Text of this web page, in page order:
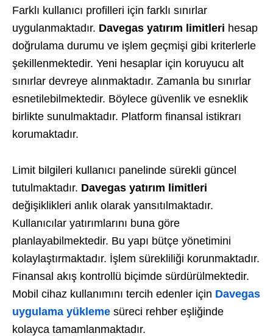
Farklı kullanıcı profilleri için farklı sınırlar
uygulanmaktadır. Davegas yatırım limitleri hesap
doğrulama durumu ve işlem geçmişi gibi kriterlerle
şekillenmektedir. Yeni hesaplar için koruyucu alt
sınırlar devreye alınmaktadır. Zamanla bu sınırlar
esnetilebilmektedir. Böylece güvenlik ve esneklik
birlikte sunulmaktadır. Platform finansal istikrarı
korumaktadır.
Limit bilgileri kullanıcı panelinde sürekli güncel
tutulmaktadır. Davegas yatırım limitleri
değişiklikleri anlık olarak yansıtılmaktadır.
Kullanıcılar yatırımlarını buna göre
planlayabilmektedir. Bu yapı bütçe yönetimini
kolaylaştırmaktadır. İşlem sürekliliği korunmaktadır.
Finansal akış kontrollü biçimde sürdürülmektedir.
Mobil cihaz kullanımını tercih edenler için Davegas
uygulama yükleme süreci rehber eşliğinde
kolayca tamamlanmaktadır.